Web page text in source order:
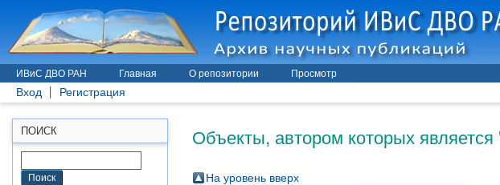
ИВиС ДВО РАН Главная О репозитории Просмотр
Вход Регистрация
ПОИСК Объекты, автором которых является
На уровень вверх